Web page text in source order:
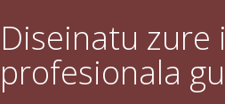
Diseinatu zure
profesionala